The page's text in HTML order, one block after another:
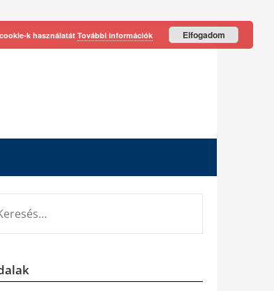
k használatát További információk Elfogadom